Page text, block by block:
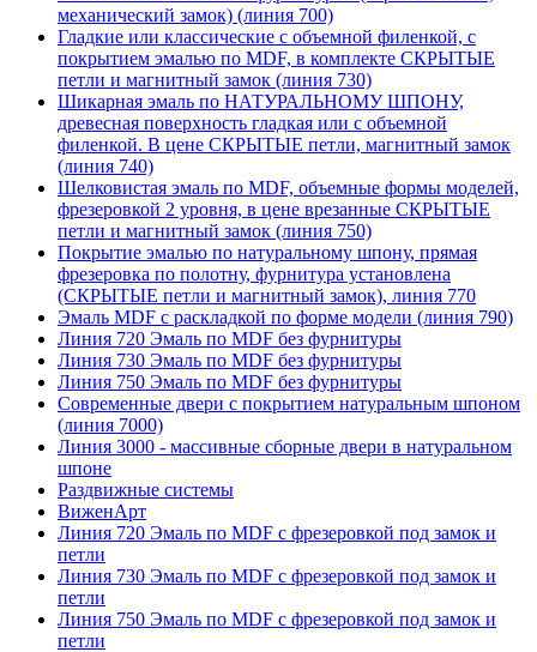
механический замок) (линия 700)
Гладкие или классические с объемной филенкой, с
покрытием эмалью по MDF, в комплекте СКРЫТЫЕ
петли и магнитный замок (линия 730)
Шикарная эмаль по НАТУРАЛЬНОМУ ШПОНУ,
древесная поверхность гладкая или с объемной
филенкой. В цене СКРЫТЫЕ петли, магнитный замок
(линия 740)
Шелковистая эмаль по MDF, объемные формы моделей,
фрезеровкой 2 уровня, в цене врезанные СКРЫТЫЕ
петли и магнитный замок (линия 750)
Покрытие эмалью по натуральному шпону, прямая
фрезеровка по полотну, фурнитура установлена
(СКРЫТЫЕ петли и магнитный замок), линия 770
Эмаль MDF с раскладкой по форме модели (линия 790)
Линия 720 Эмаль по MDF без фурнитуры
Линия 730 Эмаль по MDF без фурнитуры
Линия 750 Эмаль по MDF без фурнитуры
Современные двери с покрытием натуральным шпоном
(линия 7000)
Линия 3000 - массивные сборные двери в натуральном
шпоне
Раздвижные системы
ВиженАрт
Линия 720 Эмаль по MDF с фрезеровкой под замок и
петли
Линия 730 Эмаль по MDF с фрезеровкой под замок и
петли
Линия 750 Эмаль по MDF с фрезеровкой под замок и
петли